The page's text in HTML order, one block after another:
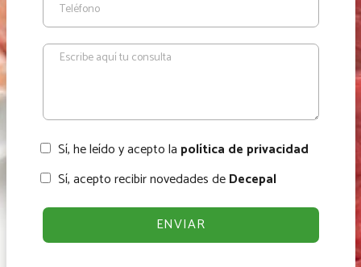
Sí, he leído y acepto la política de privacidad
Sí, acepto recibir novedades deDecepal